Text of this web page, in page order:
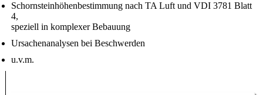
Schornsteinhöhenbestimmung nach TA Luft und VDI 3781 Blatt
4,
speziell in komplexer Bebauung
Ursachenanalysen bei Beschwerden
u.v.m.